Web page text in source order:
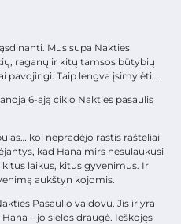
Mus supa Nakties
raganų ir kitų tamsos būtybių
pavojingi. Taip lengva įsimylėti…
6-ają ciklo Nakties pasaulis
kol nepradėjo rastis rašteliai
kad Hana mirs nesulaukusi
laikus, kitus gyvenimus. Ir
aukštyn kojomis.
Pasaulio valdovu. Jis ir yra
– jo sielos draugė. Ieškojęs